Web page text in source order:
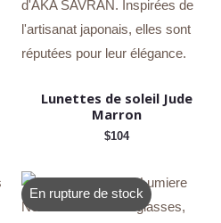
Lunettes de soleil Jude
Marron
$104
En rupture de stock